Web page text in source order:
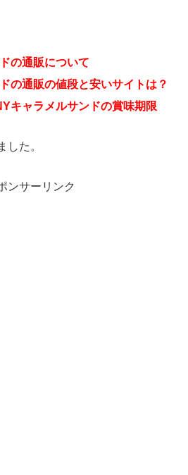
の通販について
の通販の値段と安いサイトは？
キャラメルサンドの賞味期限
した。
ンサーリンク